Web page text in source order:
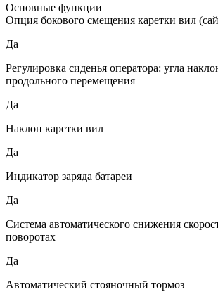
Основные функции
Опция бокового смещения каретки вил
Да
Регулировка сиденья оператора: угла
продольного перемещения
Да
Наклон каретки вил
Да
Индикатор заряда батареи
Да
Система автоматического снижения
поворотах
Да
Автоматический стояночный тормоз